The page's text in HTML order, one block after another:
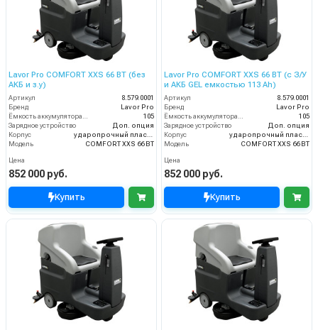
Lavor Pro COMFORT XXS 66 BT (без
АКБ и з.у)
Артикул
8.579.0001
Бренд
Lavor Pro
105
Зарядное устройство
Доп. опция
Корпус
Модель
COMFORT XXS 66 BT
Цена
852 000 руб.
Купить
Lavor Pro COMFORT XXS 66 BT (с З/У
и АКБ GEL емкостью 113 Ah)
Артикул
8.579.0001
Бренд
Lavor Pro
105
Зарядное устройство
Доп. опция
Корпус
Модель
COMFORT XXS 66 BT
Цена
852 000 руб.
Купить